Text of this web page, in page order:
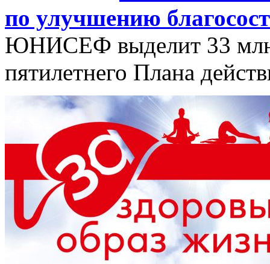
по улучшению
ЮНИСЕФ выделит 33 млн
пятилетнего Плана